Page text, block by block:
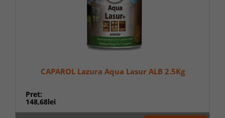
CAPAROL Lazura Aqua Lasur ALB 2.5Kg
Pret:
148,68lei